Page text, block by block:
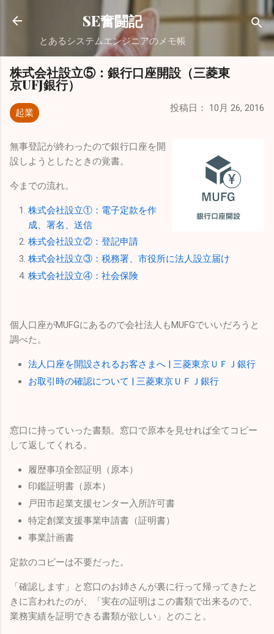
スキップしてメイン コンテンツに移動
SE奮闘記
とあるシステムエンジニアのメモ帳
株式会社設立⑤：銀行口座開設（三菱東
京UFJ銀行）
起業 投稿日： 10月 26, 2016
無事登記が終わったので銀行口座を開
設しようとしたときの覚書。
今までの流れ。
株式会社設立①：電子定款を作
成、署名、送信
株式会社設立②：登記申請
株式会社設立③：税務署、市役所に法人設立届け
株式会社設立④：社会保険
個人口座がMUFGにあるので会社法人もMUFGでいいだろうと
調べた。
法人口座を開設されるお客さまへ | 三菱東京ＵＦＪ銀行
お取引時の確認について | 三菱東京ＵＦＪ銀行
窓口に持っていった書類。窓口で原本を見せれば全てコピー
して返してくれる。
履歴事項全部証明（原本）
印鑑証明書（原本）
戸田市起業支援センター入所許可書
特定創業支援事業申請書（証明書）
事業計画書
定款のコピーは不要だった。
「確認します」と窓口のお姉さんが裏に行って帰ってきたと
きに言われたのが、「実在の証明はこの書類で出来るので、
業務実績を証明できる書類が欲しい」とのこと。